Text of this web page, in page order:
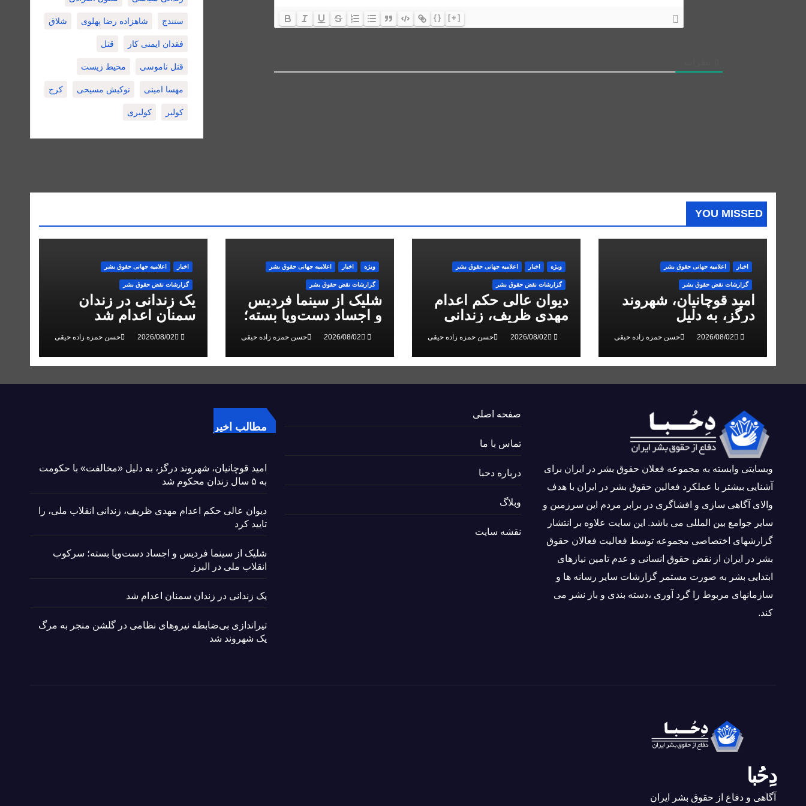
{} [+] سنندج شاهزاده رضا پهلوی شلاق
فقدان ایمنی کار قتل
قتل ناموسی محیط زیست
مهسا امینی نوکیش مسیحی کرج
کولبر کولبری
YOU MISSED
اخبار اعلاميه جهانی حقوق بشر
گزارشات نقض حقوق بشر
امید قوچانیان، شهروند
درگز، به دلیل
«مخالفت» با حکومت به
۵ سال زندان محکوم
شد
حسن حمزه زاده حیقی
ویژه اخبار اعلاميه جهانی حقوق بشر
گزارشات نقض حقوق بشر
دیوان عالی حکم اعدام
مهدی ظریف، زندانی
انقلاب ملی، را تایید کرد
حسن حمزه زاده حیقی
ویژه اخبار اعلاميه جهانی حقوق بشر
گزارشات نقض حقوق بشر
شلیک از سینما فردیس
و اجساد دست‌وپا بسته؛
سرکوب انقلاب ملی در
البرز
حسن حمزه زاده حیقی
اخبار اعلاميه جهانی حقوق بشر
گزارشات نقض حقوق بشر
یک زندانی در زندان
سمنان اعدام شد
حسن حمزه زاده حیقی
وبسايتى وابسته به مجموعه فعلان حقوق بشر در ایران برای
آشنایی بيشتر با عملکرد فعالین حقوق بشر در ایران با هدف
والاى آگاهى سازی و افشاگرى در برابر مردم این سرزمین و
ساير جوامع بین المللى می باشد. این سایت علاوه بر انتشار
گزارشهای اختصاصی مجموعه توسط فعاليت فعالان حقوق
بشر در ایران از نقض حقوق انسانی و عدم تامین نیازهای
ابتدایی بشر به صورت مستمر گزارشات سایر رسانه ها و
سازمانهای مربوط را گرد آوری ،دسته بندی و باز نشر می
كند.
صفحه اصلی
تماس با ما
درباره دحبا
وبلاگ
نقشه سایت
مطالب اخیر
امید قوچانیان، شهروند درگز، به دلیل «مخالفت» با حکومت
به ۵ سال زندان محکوم شد
دیوان عالی حکم اعدام مهدی ظریف، زندانی انقلاب ملی، را
تایید کرد
شلیک از سینما فردیس و اجساد دست‌وپا بسته؛ سرکوب
انقلاب ملی در البرز
یک زندانی در زندان سمنان اعدام شد
تیراندازی بی‌ضابطه نیروهای نظامی در گلشن منجر به مرگ
یک شهروند شد
دِحُبا
آگاهی و دفاع از حقوق بشر ایران